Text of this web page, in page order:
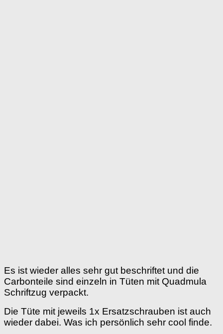
Es ist wieder alles sehr gut beschriftet und die
Carbonteile sind einzeln in Tüten mit Quadmula
Schriftzug verpackt.
Die Tüte mit jeweils 1x Ersatzschrauben ist auch
wieder dabei. Was ich persönlich sehr cool finde.